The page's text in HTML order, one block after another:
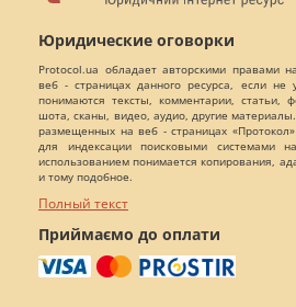
Юридические оговорки
Protocol.ua обладает авторскими правами
веб - страницах данного ресурса, если не
понимаются тексты, комментарии, статьи,
шота, сканы, видео, аудио, другие
размещенных на веб - страницах
для индексации поисковыми системами
использованием понимается копирования,
и тому подобное.
Полный текст
Приймаємо до оплати